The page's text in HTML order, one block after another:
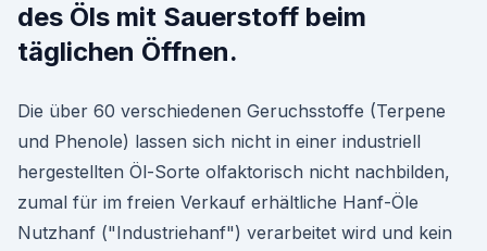
des Öls mit Sauerstoff beim
täglichen Öffnen.
Die über 60 verschiedenen Geruchsstoffe (Terpene
und Phenole) lassen sich nicht in einer industriell
hergestellten Öl-Sorte olfaktorisch nicht nachbilden,
zumal für im freien Verkauf erhältliche Hanf-Öle
Nutzhanf ("Industriehanf") verarbeitet wird und kein